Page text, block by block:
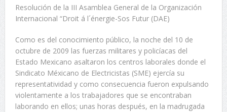
Resolución de la III Asamblea General de la Organización
Internacional “Droit á l´énergie-Sos Futur (DAE)
Como es del conocimiento público, la noche del 10 de
octubre de 2009 las fuerzas militares y policíacas del
Estado Mexicano asaltaron los centros laborales donde el
Sindicato Méxicano de Electricistas (SME) ejercía su
representatividad y como consecuencia fueron expulsando
violentamente a los trabajadores que se encontraban
laborando en ellos; unas horas después, en la madrugada